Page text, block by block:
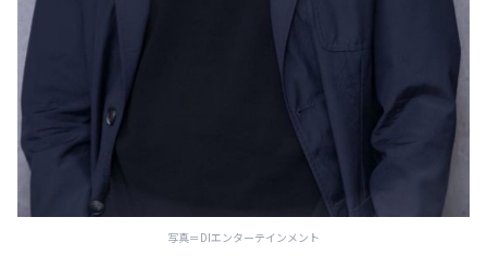
写真＝DIエンターテインメント